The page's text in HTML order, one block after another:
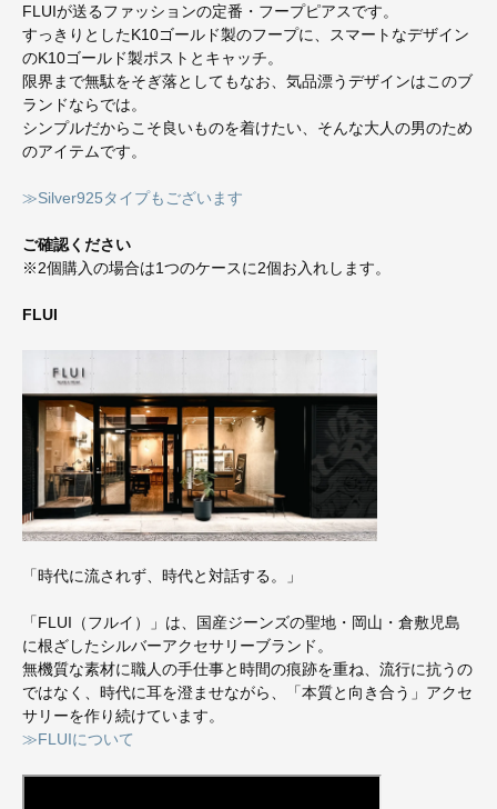
FLUIが送るファッションの定番・フープピアスです。
すっきりとしたK10ゴールド製のフープに、スマートなデザイン
のK10ゴールド製ポストとキャッチ。
限界まで無駄をそぎ落としてもなお、気品漂うデザインはこのブ
ランドならでは。
シンプルだからこそ良いものを着けたい、そんな大人の男のため
のアイテムです。
≫Silver925タイプもございます
ご確認ください
※2個購入の場合は1つのケースに2個お入れします。
FLUI
「時代に流されず、時代と対話する。」
「FLUI（フルイ）」は、国産ジーンズの聖地・岡山・倉敷児島
に根ざしたシルバーアクセサリーブランド。
無機質な素材に職人の手仕事と時間の痕跡を重ね、流行に抗うの
ではなく、時代に耳を澄ませながら、「本質と向き合う」アクセ
サリーを作り続けています。
≫FLUIについて